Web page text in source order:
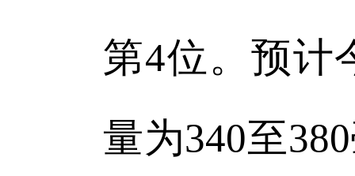
第4位。预计
量为340至